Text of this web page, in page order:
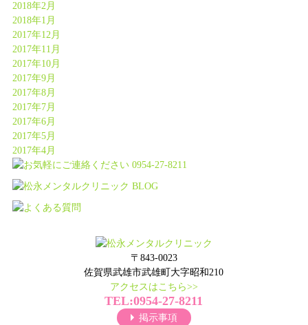
2018年2月
2018年1月
2017年12月
2017年11月
2017年10月
2017年9月
2017年8月
2017年7月
2017年6月
2017年5月
2017年4月
〒843-0023
佐賀県武雄市武雄町大字昭和210
アクセスはこちら>>
TEL:0954-27-8211
掲示事項